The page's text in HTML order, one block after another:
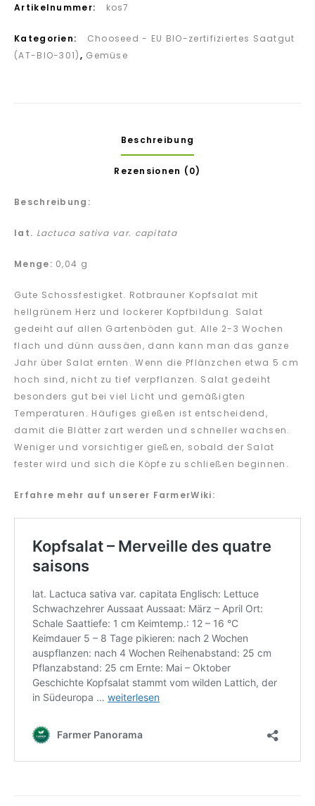
Artikelnummer: kos7
Kategorien:
Chooseed - EU BIO-zertifiziertes Saatgut
(AT-BIO-301), Gemüse
Beschreibung
Rezensionen (0)
Beschreibung:
lat. Lactuca sativa var. capitata
Menge: 0,04 g
Gute Schossfestigket. Rotbrauner Kopfsalat mit
hellgrünem Herz und lockerer Kopfbildung. Salat
gedeiht auf allen Gartenböden gut. Alle 2-3 Wochen
flach und dünn aussäen, dann kann man das ganze
Jahr über Salat ernten. Wenn die Pflänzchen etwa 5 cm
hoch sind, nicht zu tief verpflanzen. Salat gedeiht
besonders gut bei viel Licht und gemäßigten
Temperaturen. Häufiges gießen ist entscheidend,
damit die Blätter zart werden und schneller wachsen.
Weniger und vorsichtiger gießen, sobald der Salat
fester wird und sich die Köpfe zu schließen beginnen.
Erfahre mehr auf unserer FarmerWiki: